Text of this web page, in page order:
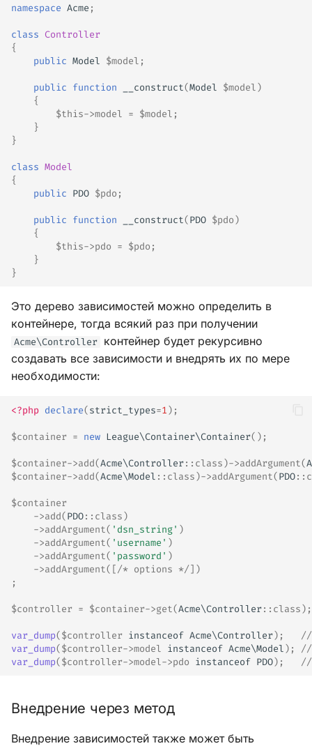
namespace Acme ;
class Controller
{
public Model $model ;
public function __construct(Model $model)
{
$this->model = $model ;
}
}
class Model
{
public PDO $pdo ;
public function __construct(PDO $pdo)
{
$this->pdo = $pdo ;
}
}
Это дерево зависимостей можно определить в
контейнере, тогда всякий раз при получении
Acme\Controller контейнер будет рекурсивно
создавать все зависимости и внедрять их по мере
необходимости:
<?php declare(strict_types=1);
$container = new League\Container\Container();
$container->add(Acme\Controller:: class)->addArgument(
$container->add(Acme\Model :: class)->addArgument(PDO::
$container
->add(PDO:: class)
->addArgument( 'dsn_string' )
->addArgument( 'username' )
->addArgument( 'password' )
->addArgument([/* options */])
;
$controller = $container->get(Acme\Controller:: class);
var_dump($controller instanceof Acme\Controller);
//
var_dump($controller->model instanceof Acme\Model);
//
var_dump($controller->model->pdo instanceof PDO); //
Внедрение через метод
Внедрение зависимостей также может быть